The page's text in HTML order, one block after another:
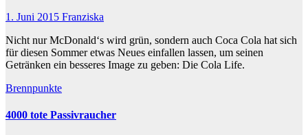
1. Juni 2015 Franziska
Nicht nur McDonald‘s wird grün, sondern auch Coca Cola hat sich
für diesen Sommer etwas Neues einfallen lassen, um seinen
Getränken ein besseres Image zu geben: Die Cola Life.
Brennpunkte
4000 tote Passivraucher